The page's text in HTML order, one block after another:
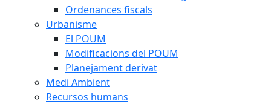
Ordenances fiscals
Urbanisme
El POUM
Modificacions del POUM
Planejament derivat
Medi Ambient
Recursos humans